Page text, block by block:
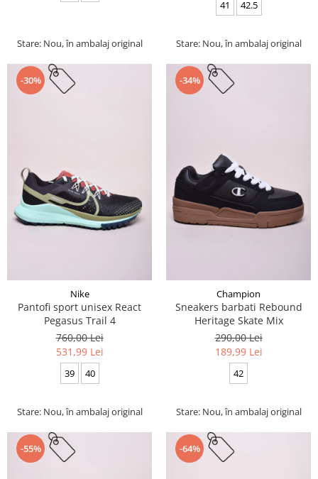
Stare: Nou, în ambalaj original
41 42.5
Stare: Nou, în ambalaj original
-30%
Nike
Pantofi sport unisex React
Pegasus Trail 4
760,00 Lei
531,99 Lei
39 40
Stare: Nou, în ambalaj original
-34%
Champion
Sneakers barbati Rebound
Heritage Skate Mix
290,00 Lei
189,99 Lei
42
Stare: Nou, în ambalaj original
-55% -64%